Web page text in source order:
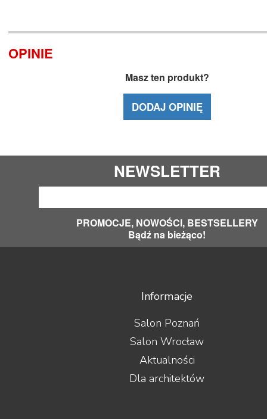
OPINIE
Masz ten produkt?
DODAJ OPINIĘ
NEWSLETTER
PROMOCJE, NOWOŚCI, BESTSELLERY
Bądź na bieżąco!
Informacje
Salon Poznań
Salon Wrocław
Aktualności
Dla architektów